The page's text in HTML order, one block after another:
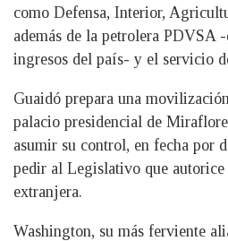
como Defensa, Interior,
además de la petrolera PDVSA
ingresos del país- y el servicio
Guaidó prepara una
palacio presidencial de
asumir su control, en fecha por
pedir al Legislativo que
extranjera.
Washington, su más ferviente